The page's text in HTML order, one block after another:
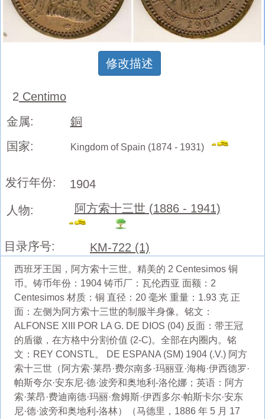
修改描述
2 Centimo
金属:
銅
国家:
Kingdom of Spain (1874 - 1931)
发行年份:
1904
人物:
阿方索十三世 (1886 - 1941)
目录序号: KM-722 (1)
西班牙王国，阿方索十三世。精美的 2 Centesimos 铜
币。铸币年份：1904 铸币厂：瓦伦西亚 面额：2
Centesimos 材质：铜 直径：20 毫米 重量：1.93 克 正
面：左侧为阿方索十三世的制服半身像。铭文：
ALFONSE XIII POR LA G. DE DIOS (04) 反面：带王冠
的盾徽，在方格中分割价值 (2-C)。全部在内圈内。铭
文：REY CONSTL。 DE ESPANA (SM) 1904 (.V.) 阿方
索十三世（阿方索·莱昂·费尔南多·玛丽亚·海梅·伊西德罗·
帕斯夸尔·安东尼·德·波旁和奥地利-洛伦娜；英语：阿方
索·莱昂·费迪南德·玛丽·詹姆斯·伊西多尔·帕斯卡尔·安东
尼·德·波旁和奥地利-洛林）（马德里，1886 年 5 月 17